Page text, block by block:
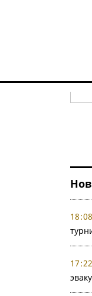
18:08
17:22